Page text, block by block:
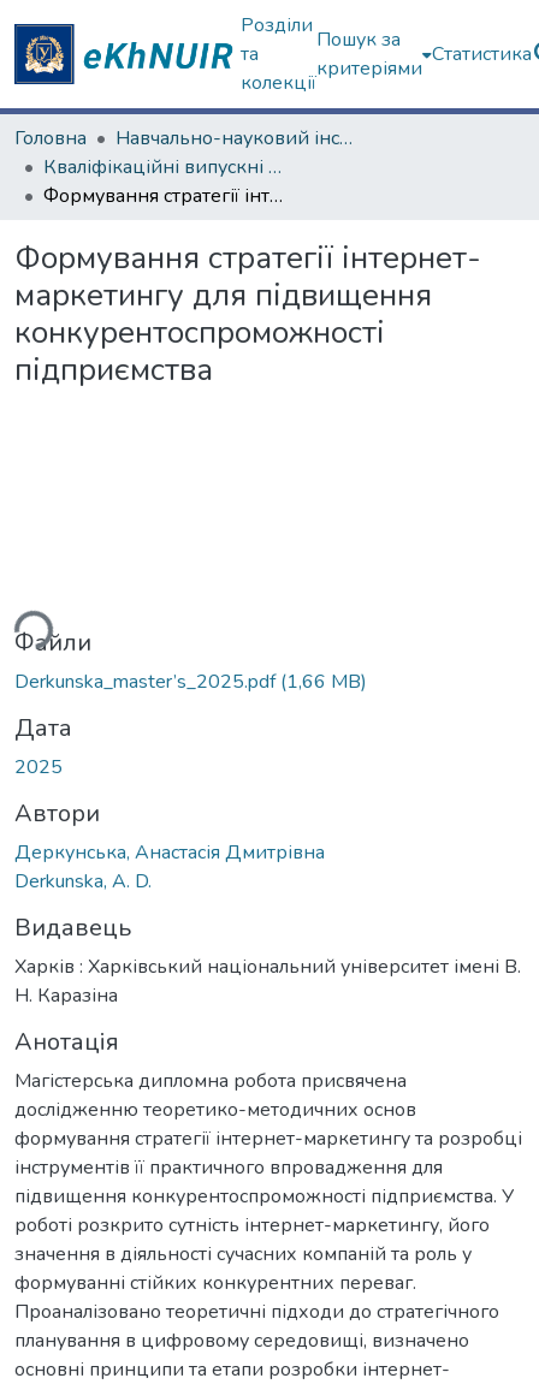
Розділи
та
колекції
Пошук за
критеріями
Статистика
Головна
Навчально-науковий інститут «Українська інженерно-педагогічна академія»
Кваліфікаційні випускні роботи магістрів. Навчально-науковий інститут «Українська інженерно-педагогічна академія»
Формування стратегії інтернет-маркетингу для підвищення конкурентоспроможності підприємства
Формування стратегії інтернет-
маркетингу для підвищення
конкурентоспроможності
підприємства
Файли
Derkunska_master’s_2025.pdf(1,66 MB)
Дата
2025
Автори
Деркунська, Анастасія Дмитрівна
Derkunska, A. D.
Видавець
Харків : Харківський національний університет імені В.
Н. Каразіна
Анотація
Магістерська дипломна робота присвячена
дослідженню теоретико-методичних основ
формування стратегії інтернет-маркетингу та розробці
інструментів її практичного впровадження для
підвищення конкурентоспроможності підприємства. У
роботі розкрито сутність інтернет-маркетингу, його
значення в діяльності сучасних компаній та роль у
формуванні стійких конкурентних переваг.
Проаналізовано теоретичні підходи до стратегічного
планування в цифровому середовищі, визначено
основні принципи та етапи розробки інтернет-